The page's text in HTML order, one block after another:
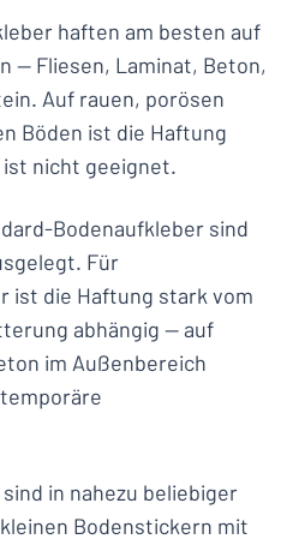
haften am besten auf
— Fliesen, Laminat, Beton,
Auf rauen, porösen
Böden ist die Haftung
nicht geeignet.
Bodenaufkleber sind
Für
ist die Haftung stark vom
abhängig — auf
im Außenbereich
in nahezu beliebiger
Bodenstickern mit